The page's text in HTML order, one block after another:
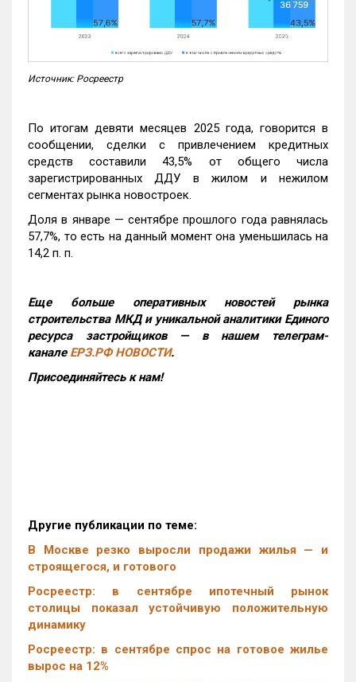
Источник: Росреестр
По итогам девяти месяцев 2025 года, говорится в
сообщении, сделки с привлечением кредитных
средств составили 43,5% от общего числа
зарегистрированных ДДУ в жилом и нежилом
сегментах рынка новостроек.
Доля в январе — сентябре прошлого года равнялась
57,7%, то есть на данный момент она уменьшилась на
14,2 п. п.
Еще больше оперативных новостей рынка
строительства МКД и уникальной аналитики Единого
ресурса застройщиков — в нашем телеграм-
канале ЕРЗ.РФ НОВОСТИ.
Присоединяйтесь к нам!
Другие публикации по теме:
В Москве резко выросли продажи жилья — и
строящегося, и готового
Росреестр: в сентябре ипотечный рынок
столицы показал устойчивую положительную
динамику
Росреестр: в сентябре спрос на готовое жилье
вырос на 12%